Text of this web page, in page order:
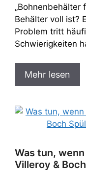
„Bohnenbehälter
Behälter voll ist?
Problem tritt
Schwierigkeiten
Mehr lesen
Was tun,
Villeroy &